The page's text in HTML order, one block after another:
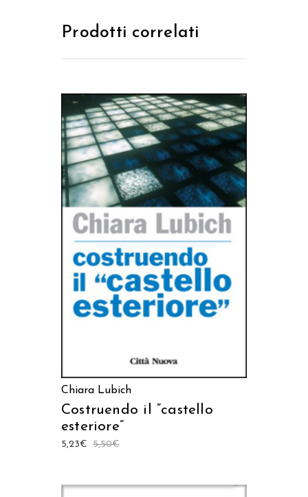
Prodotti correlati
AGGIUNGI AL CARRELLO
Chiara Lubich
Costruendo il “castello
esteriore”
5,50€
5,23€